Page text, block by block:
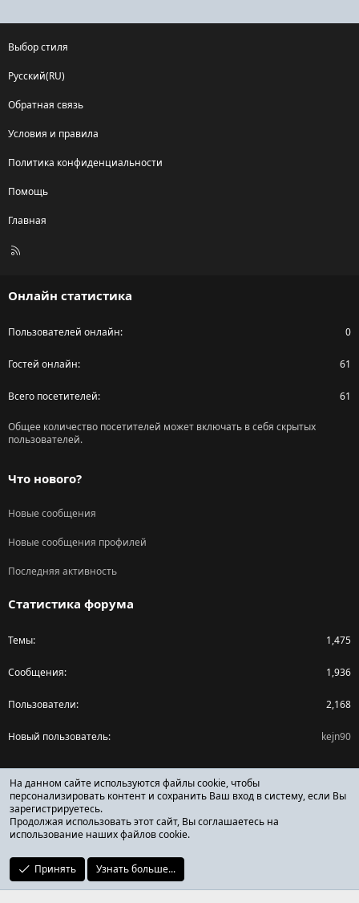
Выбор стиля
Русский(RU)
Обратная связь
Условия и правила
Политика конфиденциальности
Помощь
Главная
R
Онлайн статистика
Пользователей онлайн 0
Гостей онлайн 61
Всего посетителей 61
Общее количество посетителей может включать в себя скрытых
пользователей.
Что нового?
Новые сообщения
Новые сообщения профилей
Последняя активность
Статистика форума
Темы 1,475
Сообщения 1,936
Пользователи 2,168
Новый пользователь kejn90
Поделиться страницей
Facebook
X (Twitter)
Reddit
ОТЗЫВЫ ОНЛАЙН ФОРУМ
На данном сайте используются файлы cookie, чтобы
персонализировать контент и сохранить Ваш вход в систему, если Вы
зарегистрируетесь.
Продолжая использовать этот сайт, Вы соглашаетесь на
использование наших файлов cookie.
Принять Узнать больше...